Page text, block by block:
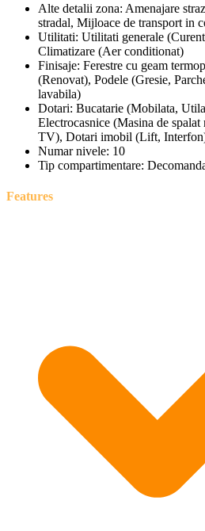
Alte detalii zona: Amenajare
stradal, Mijloace de transport in
Utilitati: Utilitati generale
Climatizare (Aer conditionat)
Finisaje: Ferestre cu geam
(Renovat), Podele (Gresie,
lavabila)
Dotari: Bucatarie (Mobilata,
Electrocasnice (Masina de
TV), Dotari imobil (Lift,
Numar nivele: 10
Tip compartimentare:
Features